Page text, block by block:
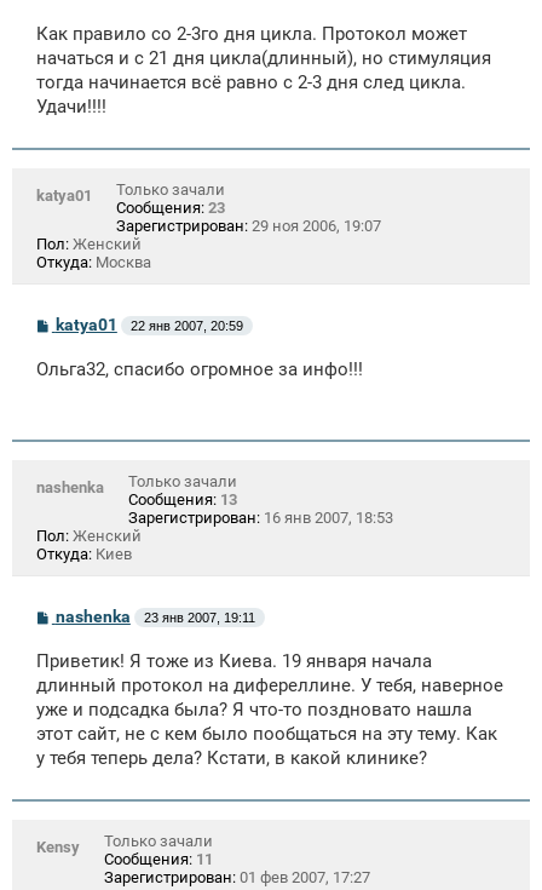
б
щ
н
и
Как правило со 2-3го дня цикла. Протокол может
начаться и с 21 дня цикла(длинный), но стимуляция
тогда начинается всё равно с 2-3 дня след цикла.
Удачи!!!!
katya01
Только зачали
Сообщения: 23
Зарегистрирован: 29 ноя 2006, 19:07
Пол: Женский
Откуда: Москва
С
б
и
katya01 22 янв 2007, 20:59
Ольга32, спасибо огромное за инфо!!!
nashenka
Только зачали
Сообщения: 13
Зарегистрирован: 16 янв 2007, 18:53
Пол: Женский
Откуда: Киев
С
б
щ
н
и
nashenka 23 янв 2007, 19:11
Приветик! Я тоже из Киева. 19 января начала
длинный протокол на дифереллине. У тебя, наверное
уже и подсадка была? Я что-то поздновато нашла
этот сайт, не с кем было пообщаться на эту тему. Как
у тебя теперь дела? Кстати, в какой клинике?
Kensy
Только зачали
Сообщения: 11
Зарегистрирован: 01 фев 2007, 17:27